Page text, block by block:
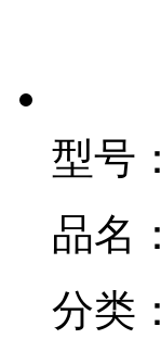
型号：
品名：
分类：